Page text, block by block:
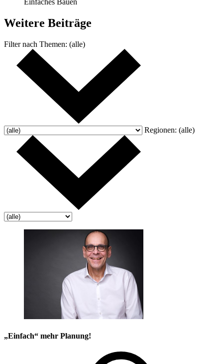
Einfaches Bauen
Weitere Beiträge
Filter nach Themen: (alle)
Regionen: (alle)
„Einfach“ mehr Planung!